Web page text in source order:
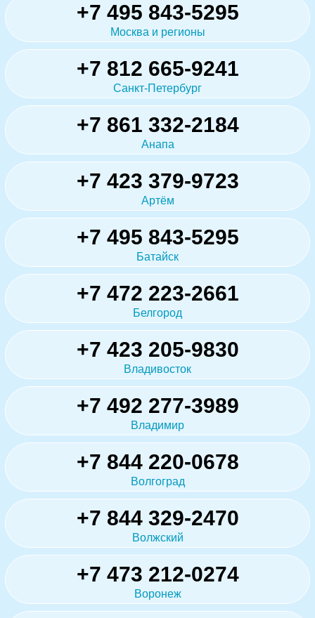
+7 495 843-5295
Москва и регионы
+7 812 665-9241
Санкт-Петербург
+7 861 332-2184
Анапа
+7 423 379-9723
Артём
+7 495 843-5295
Батайск
+7 472 223-2661
Белгород
+7 423 205-9830
Владивосток
+7 492 277-3989
Владимир
+7 844 220-0678
Волгоград
+7 844 329-2470
Волжский
+7 473 212-0274
Воронеж